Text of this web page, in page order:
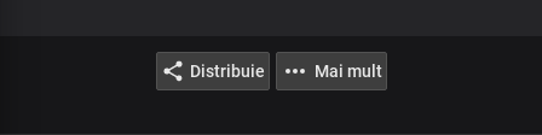
Distribuie Mai mult